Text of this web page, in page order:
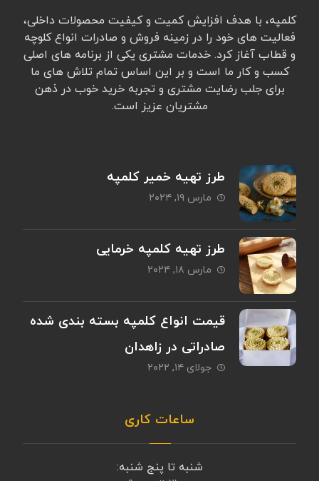
کلمپه، با هدف افزایش کمیت و کیفیت محصولات داخلی،
فعالیت های خود را در زمینه فروش و صادرات انواع کلوچه
و قطاب آغاز کرد. خدمات مشتری یکی از برنامه های اصلی
کسب و کار ما است و بر این اساس تمام تلاش های ما
برای جلب رضایت مشتری و تجربه خرید خوب در ذهن
مشتریان عزیز است.
طرز تهیه خمیر کلمپه
مارس ۱۹, ۲۰۲۴
طرز تهیه کلمپه خرمایی
مارس ۱۸, ۲۰۲۴
قیمت انواع کلمپه بسته بندی شده
صادراتی در زاهدان
جولای ۱۴, ۲۰۲۲
ساعات کاری
شنبه تا پنج شنبه: